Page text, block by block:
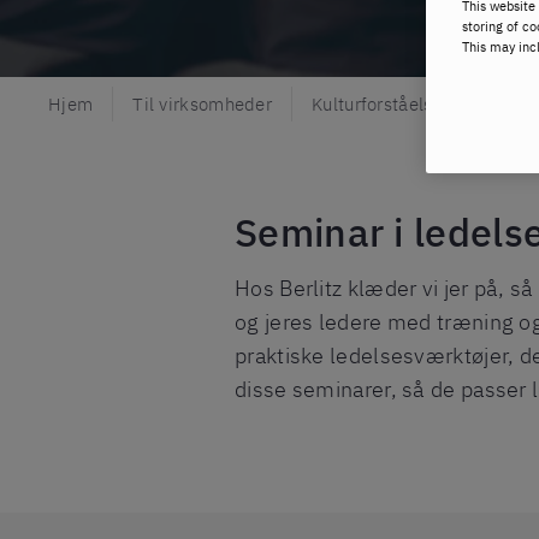
Hjem Til virksomheder Kulturforståelse & lederskab
Seminar i
Hos Berlitz klæder vi jer på,
og jeres ledere med træning
praktiske ledelsesværktøjer,
disse seminarer, så de passer
This
storing of
This may